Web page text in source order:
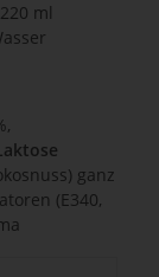
ml
ganz
(E340,